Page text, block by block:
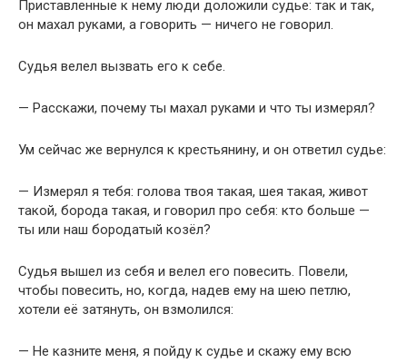
Приставленные к нему люди доложили судье: так и так,
он махал руками, а говорить — ничего не говорил.
Судья велел вызвать его к себе.
— Расскажи, почему ты махал руками и что ты измерял?
Ум сейчас же вернулся к крестьянину, и он ответил судье:
— Измерял я тебя: голова твоя такая, шея такая, живот
такой, борода такая, и говорил про себя: кто больше —
ты или наш бородатый козёл?
Судья вышел из себя и велел его повесить. Повели,
чтобы повесить, но, когда, надев ему на шею петлю,
хотели её затянуть, он взмолился:
— Не казните меня, я пойду к судье и скажу ему всю